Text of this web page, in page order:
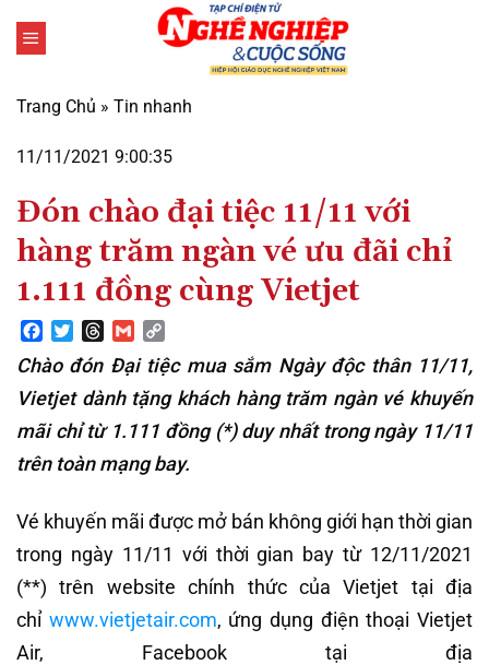
qua
dung
Trang Chủ » Tin nhanh
11/11/2021 9:00:35
Đón chào đại tiệc 11/11 với
hàng trăm ngàn vé ưu đãi chỉ
1.111 đồng cùng Vietjet
Facebook
TwitterThreads
Gmail
Link
Chào đón Đại tiệc mua sắm Ngày độc thân 11/11,
Vietjet dành tặng khách hàng trăm ngàn vé khuyến
mãi chỉ từ 1.111 đồng (*) duy nhất trong ngày 11/11
trên toàn mạng bay.
Vé khuyến mãi được mở bán không giới hạn thời gian
trong ngày 11/11 với thời gian bay từ 12/11/2021
(**) trên website chính thức của Vietjet tại địa
chỉ www.vietjetair.com, ứng dụng điện thoại Vietjet
Air, Facebook tại địa